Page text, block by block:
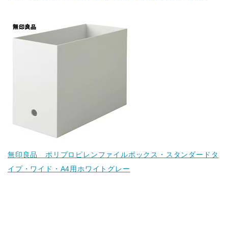
無印良品 ポリプロピレンファイルボックス・スタンダードタ
イプ・ワイド・A4用ホワイトグレー